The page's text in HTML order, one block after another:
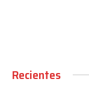
Recientes